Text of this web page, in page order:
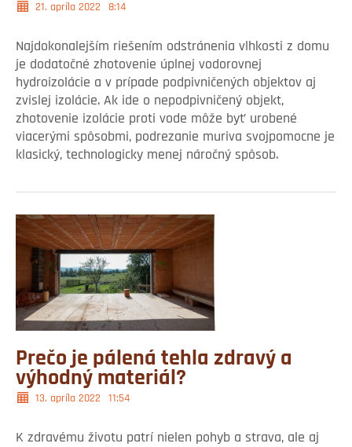
21. apríla 2022 8:14
Najdokonalejším riešením odstránenia vlhkosti z domu
je dodatočné zhotovenie úplnej vodorovnej
hydroizolácie a v prípade podpivničených objektov aj
zvislej izolácie. Ak ide o nepodpivničený objekt,
zhotovenie izolácie proti vode môže byť urobené
viacerými spôsobmi, podrezanie muriva svojpomocne je
klasický, technologicky menej náročný spôsob.
Prečo je pálená tehla zdravý a
výhodný materiál?
13. apríla 2022 11:54
K zdravému životu patrí nielen pohyb a strava, ale aj